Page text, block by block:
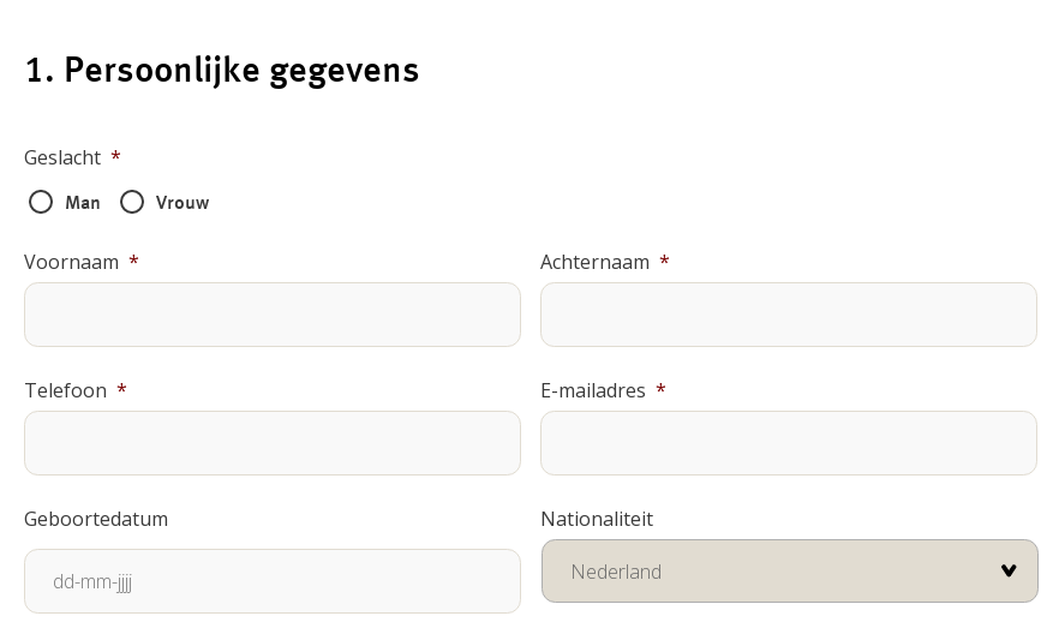
1. Persoonlijke gegevens
Geslacht *
Man Vrouw
Voornaam * Achternaam *
Telefoon * E-mailadres *
Geboortedatum Nationaliteit